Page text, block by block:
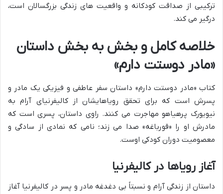
ترکیبی از صداقت کودکانه و واقعیت های زندگی بزرگسالان است،
درگیر می کند.
خلاصه کامل و بخش به بخش داستان
«مادر دوستت دارم»
کتاب «مادر دوستت دارم» داستان سفر عاطفی و فیزیکی یک مادر و
پسرش است که برای تحقق رویاهایشان از کالیفرنیای آرام به
نیویورک پرهیاهو مهاجرت می کنند. راوی داستان، پسری است که
مادرش او را «قورباغه» صدا می زند؛ نامی که نمادی از سادگی و
معصومیت دوران کودکی اوست.
آغاز رویاها در کالیفرنیا
داستان از زندگی آرام و نسبتاً بی دغدغه مادر و پسر در کالیفرنیا آغاز